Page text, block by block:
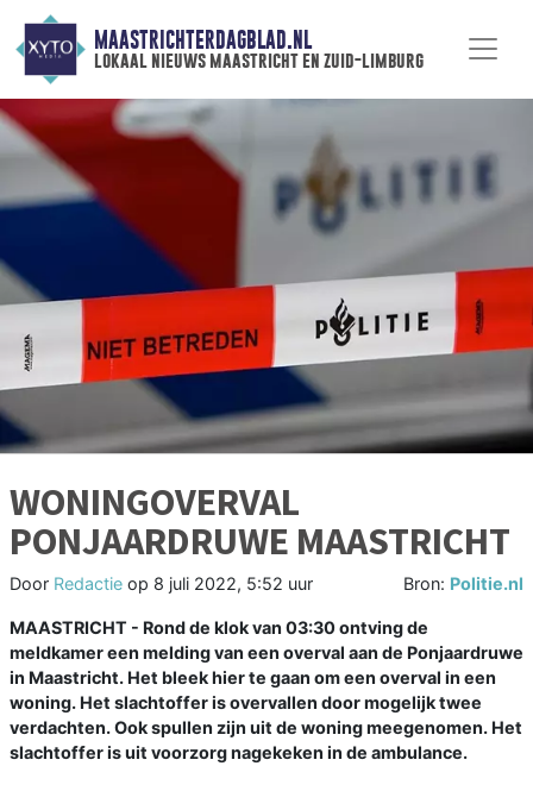
MAASTRICHTERDAGBLAD.NL
lokaal nieuws maastricht en zuid-limburg
WONINGOVERVAL
PONJAARDRUWE MAASTRICHT
Door Redactie op 8 juli 2022, 5:52 uur Bron: Politie.nl
MAASTRICHT - Rond de klok van 03:30 ontving de
meldkamer een melding van een overval aan de Ponjaardruwe
in Maastricht. Het bleek hier te gaan om een overval in een
woning. Het slachtoffer is overvallen door mogelijk twee
verdachten. Ook spullen zijn uit de woning meegenomen. Het
slachtoffer is uit voorzorg nagekeken in de ambulance.